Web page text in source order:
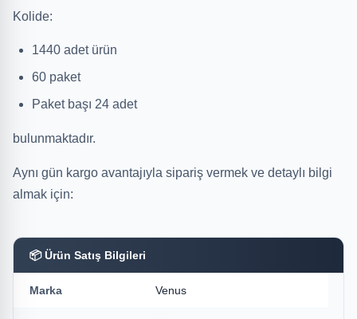
Kolide:
1440 adet ürün
60 paket
Paket başı 24 adet
bulunmaktadır.
Aynı gün kargo avantajıyla sipariş vermek ve detaylı bilgi
almak için:
📦 Ürün Satış Bilgileri
Marka Venus